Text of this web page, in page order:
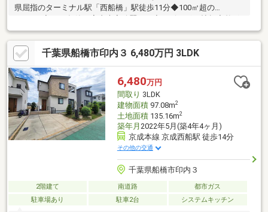
県屈指のターミナル駅「西船橋」駅徒歩11分◆100㎡超の
4LDK+P◆2022年築、室内大変綺麗です◆リビング18帖超◆整形
地◆所有権--◇ HOUSISの強み ◇---☆スピード、柔軟性 本日見
学できます。☆未公開情報力、提案力 23区全域にスーモ未掲載
物件が多数ございます。☆提携銀行多数、無料FP相談☆アフター
サービス 「安心」を守るサービスを多数ご用意しています。■
ご案内・物件詳細・周辺物件のご請求はお気軽にどうぞ。※お電
話の場合：070-8580-2139 (担当直通)
千葉県船橋市印内３ 6,480万円 3LDK
6,480万円
間取り 3LDK
建物面積97.08m2
土地面積135.16m2
築年月 2022年5月(築4年4ヶ月)
京成本線 京成西船駅 徒歩14分
その他の交通
千葉県船橋市印内３
2階建て 南道路
都市ガス
駐車場あり
駐車2台 システムキッチン